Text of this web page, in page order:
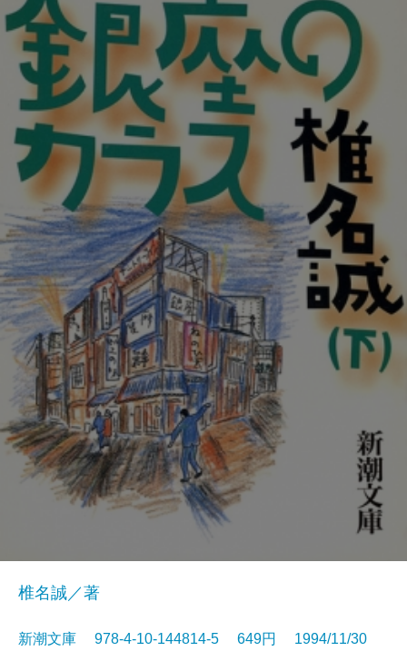
椎名誠／著
新潮文庫 978-4-10-144814-5 649円 1994/11/30